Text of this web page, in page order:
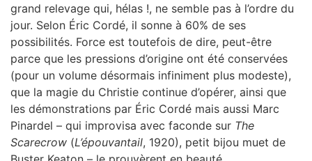
grand relevage qui, hélas !, ne semble pas à l’ordre du
jour. Selon Éric Cordé, il sonne à 60% de ses
possibilités. Force est toutefois de dire, peut-être
parce que les pressions d’origine ont été conservées
(pour un volume désormais infiniment plus modeste),
que la magie du Christie continue d’opérer, ainsi que
les démonstrations par Éric Cordé mais aussi Marc
Pinardel – qui improvisa avec faconde sur The
Scarecrow (L’épouvantail, 1920), petit bijou muet de